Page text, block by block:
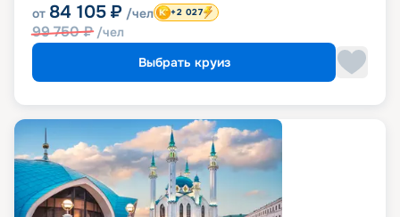
от 84 105 ₽ /чел
99 750₽ /чел
+2 027
Выбрать круиз